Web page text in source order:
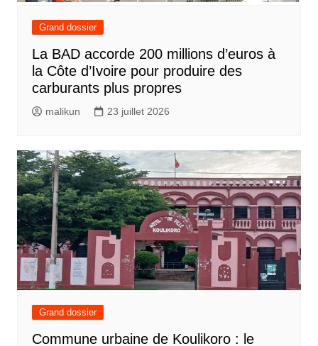
Grand dossier
La BAD accorde 200 millions d’euros à
la Côte d’Ivoire pour produire des
carburants plus propres
malikun 23 juillet 2026
Grand dossier
Commune urbaine de Koulikoro : le